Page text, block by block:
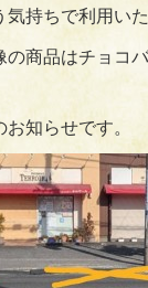
持ちで利用い
の商品はチョコ
知らせです。